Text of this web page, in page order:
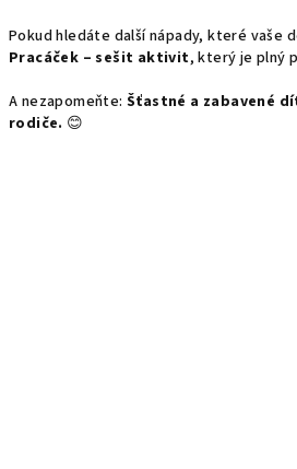
Pokud hledáte další nápady, které vaše
Pracáček – sešit aktivit, který je plný
A nezapomeňte: Šťastné a zabavené
rodiče. 😊